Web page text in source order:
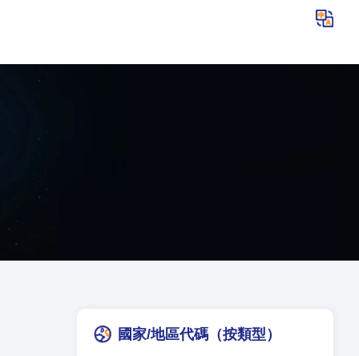
國家/地區代碼（按類型）